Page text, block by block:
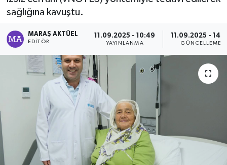
sağlığına kavuştu.
MARAŞ AKTÜEL
EDITÖR
11.09.2025 - 10:49
YAYINLANMA
11.09.2025 -
GÜNCELLEME